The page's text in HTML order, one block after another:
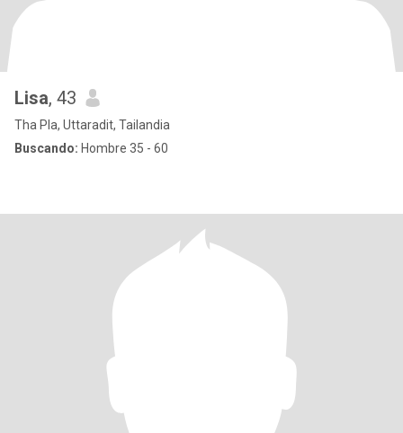
Lisa, 43
Tha Pla, Uttaradit, Tailandia
Buscando: Hombre 35 - 60